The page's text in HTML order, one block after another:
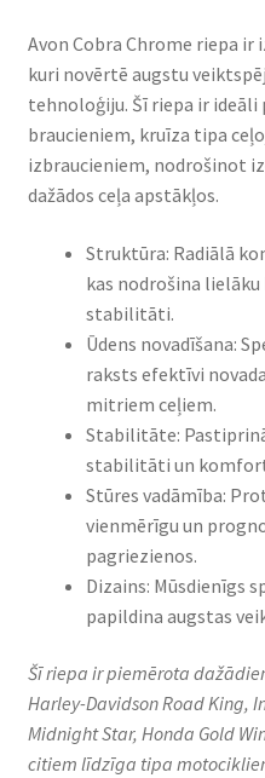
Avon Cobra Chrome riepa
kuri novērtē augstu
tehnoloģiju. Šī riepa ir
braucieniem, kruīza tipa
izbraucieniem, nodrošinot
dažādos ceļa apstākļos.​
Struktūra: Radiālā
kas nodrošina
stabilitāti.​
Ūdens novadīšana:
raksts efektīvi
mitriem ceļiem.​
Stabilitāte:
stabilitāti un
Stūres vadāmība:
vienmērīgu un
pagriezienos.​
Dizains: Mūsdienīgs
papildina augstas
Šī riepa ir piemērota
Harley-Davidson Road King,
Midnight Star, Honda Gold
citiem līdzīga tipa